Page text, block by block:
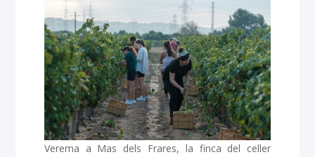
Verema a Mas dels Frares, la finca del celler